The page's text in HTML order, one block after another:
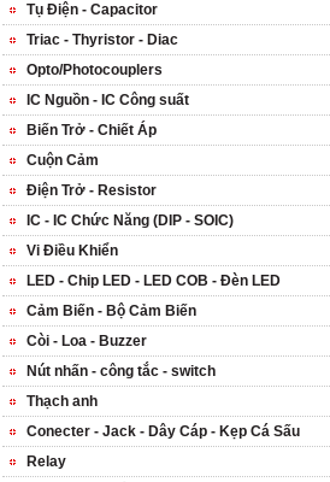
Tụ Điện - Capacitor
Triac - Thyristor - Diac
Opto/Photocouplers
IC Nguồn - IC Công suất
Biến Trở - Chiết Áp
Cuộn Cảm
Điện Trở - Resistor
IC - IC Chức Năng (DIP - SOIC)
Vi Điều Khiển
LED - Chip LED - LED COB - Đèn LED
Cảm Biến - Bộ Cảm Biến
Còi - Loa - Buzzer
Nút nhấn - công tắc - switch
Thạch anh
Conecter - Jack - Dây Cáp - Kẹp Cá Sấu
Relay